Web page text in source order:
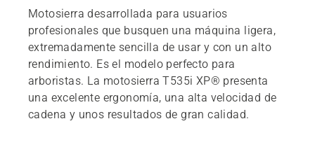
Motosierra desarrollada para usuarios
profesionales que busquen una máquina ligera,
extremadamente sencilla de usar y con un alto
rendimiento. Es el modelo perfecto para
arboristas. La motosierra T535i XP® presenta
una excelente ergonomía, una alta velocidad de
cadena y unos resultados de gran calidad.